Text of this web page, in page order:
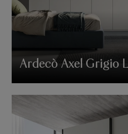
Ardecò Axel Grigio